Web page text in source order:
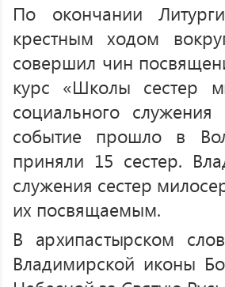
По окончании
крестным ходом
совершил чин
курс «Школы сестер
социального служения
событие прошло в
приняли 15 сестер.
служения сестер
их посвящаемым.
В архипастырском
Владимирской иконы